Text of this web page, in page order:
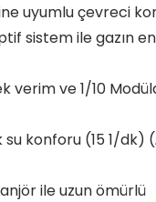
uyumlu çevreci
sistem ile gazın
verim ve 1/10
konforu (15 1/dk)
ile uzun ömürlü